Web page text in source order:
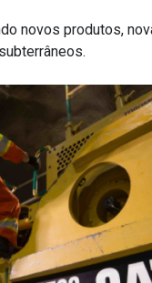
novos produtos,